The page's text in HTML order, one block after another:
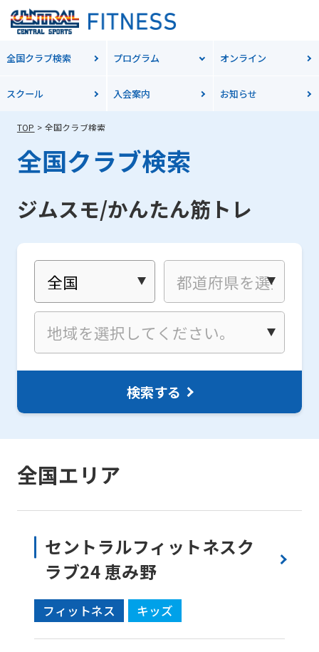
全国クラブ検索 プログラム オンライン
スクール 入会案内 お知らせ
TOP 全国クラブ検索
全国クラブ検索
ジムスモ/かんたん筋トレ
検索する
全国エリア
セントラルフィットネスク
ラブ24 恵み野
フィットネス キッズ